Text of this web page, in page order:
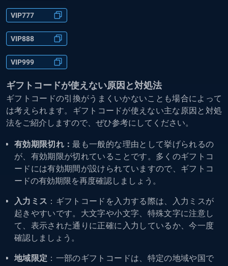
VIP777
VIP888
VIP999
ギフトコードが使えない原因と対処法
ギフトコードの引換がうまくいかないことも場合によって
は考えられます。ギフトコードが使えない主な原因と対処
法をご紹介しますので、ぜひ参考にしてください。
有効期限切れ：最も一般的な理由として挙げられるの
が、有効期限が切れていることです。多くのギフトコ
ードには有効期間が設けられていますので、ギフトコ
ードの有効期限を再度確認しましょう。
入力ミス ：ギフトコードを入力する際は、入力ミスが
起きやすいです。大文字や小文字、特殊文字に注意し
て、表示された通りに正確に入力しているか、今一度
確認しましょう。
地域限定 ：一部のギフトコードは、特定の地域や国で